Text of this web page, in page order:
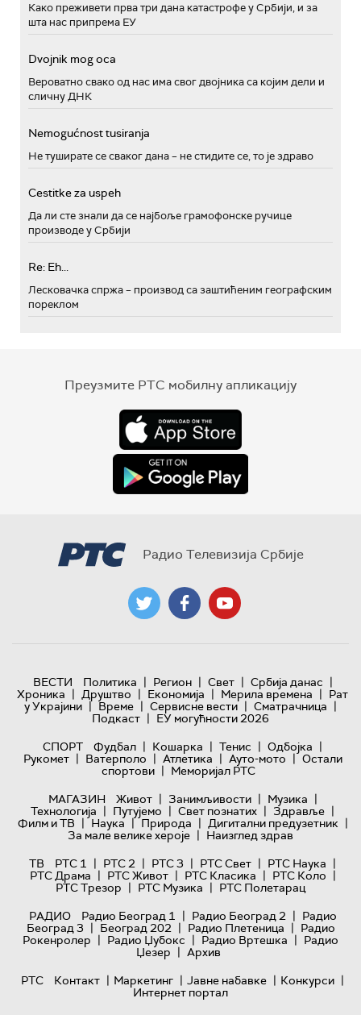
Како преживети прва три дана катастрофе у Србији, и за
шта нас припрема ЕУ
Dvojnik mog oca
Вероватно свако од нас има свог двојника са којим дели и
сличну ДНК
Nemogućnost tusiranja
Не туширате се сваког дана – не стидите се, то је здраво
Cestitke za uspeh
Да ли сте знали да се најбоље грамофонске ручице
производе у Србији
Re: Eh...
Лесковачка спржа – производ са заштићеним географским
пореклом
Преузмите РТС мобилну апликацију
Радио Телевизија Србије
ВЕСТИ Политика | Регион | Свет | Србија данас |
Хроника | Друштво | Економија | Мерила времена | Рат
у Украјини | Време | Сервисне вести | Сматрачница |
Подкаст | ЕУ могућности 2026
СПОРТ
Фудбал | Кошарка | Тенис | Одбојка |
Рукомет | Ватерполо | Атлетика | Ауто-мото | Остали
спортови | Меморијал РТС
МАГАЗИН
Живот | Занимљивости | Музика |
Технологијa | Путујемо | Свет познатих | Здравље |
Филм и ТВ | Наука | Природа | Дигитални предузетник |
За мале велике хероје | Наизглед здрав
ТВ
РТС 1 | РТС 2 | РТС 3 | РТС Свет | РТС Наука |
РТС Драма | РТС Живот | РТС Класика | РТС Коло |
РТС Трезор | РТС Музика | РТС Полетарац
РАДИО
Радио Београд 1 | Радио Београд 2 | Радио
Београд 3 | Београд 202 | Радио Плетеница | Радио
Рокенролер | Радио Џубокс | Радио Вртешка | Радио
Џезер | Архив
РТС
Контакт | Маркетинг | Јавне набавке | Конкурси |
Интернет портал